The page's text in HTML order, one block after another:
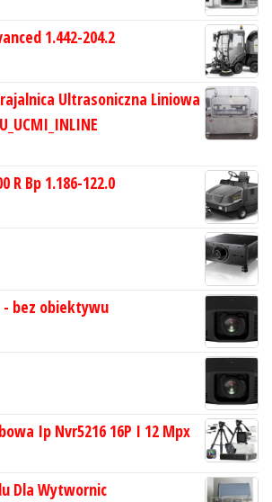
1.442-204.2
Ultrasoniczna Liniowa
R Bp 1.186-122.0
- bez obiektywu
Ip Nvr5216 16P I 12 Mpx
Dla Wytwornic